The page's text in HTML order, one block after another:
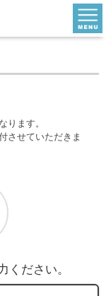
ります。
させていただきま
ください。